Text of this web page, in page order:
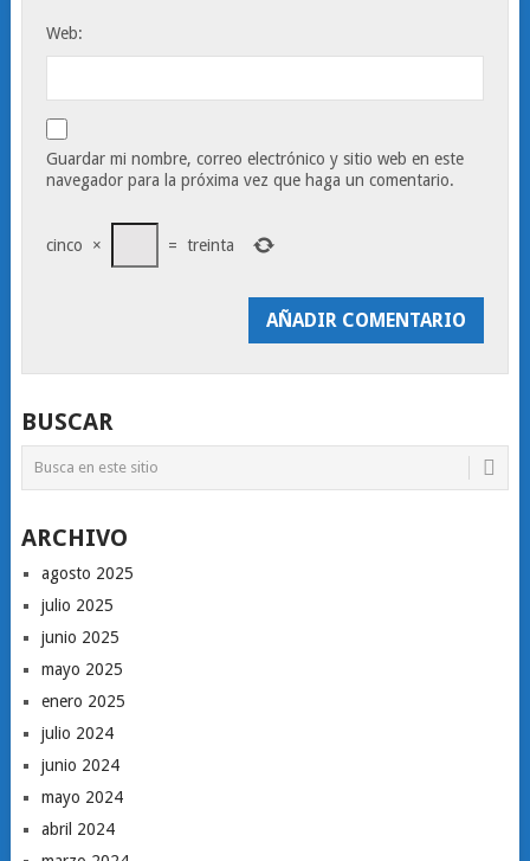
Web:
Guardar mi nombre, correo electrónico y sitio web en este
navegador para la próxima vez que haga un comentario.
cinco × = treinta
BUSCAR
ARCHIVO
agosto 2025
julio 2025
junio 2025
mayo 2025
enero 2025
julio 2024
junio 2024
mayo 2024
abril 2024